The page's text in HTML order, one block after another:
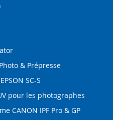
& Prépresse
SC-S
pour les photographes
CANON IPF Pro & GP